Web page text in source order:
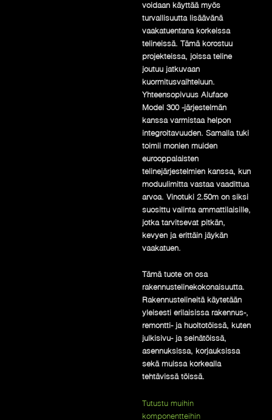
voidaan käyttää myös
turvallisuutta lisäävänä
vaakatuentana korkeissa
telineissä. Tämä korostuu
projekteissa, joissa teline
joutuu jatkuvaan
kuormitusvaihteluun.
Yhteensopivuus Aluface
Model 300 -järjestelmän
kanssa varmistaa helpon
integroitavuuden. Samalla tuki
toimii monien muiden
eurooppalaisten
telinejärjestelmien kanssa, kun
moduulimitta vastaa vaadittua
arvoa. Vinotuki 2.50m on siksi
suosittu valinta ammattilaisille,
jotka tarvitsevat pitkän,
kevyen ja erittäin jäykän
vaakatuen.
Tämä tuote on osa
rakennustelinekokonaisuutta.
Rakennustelineitä käytetään
yleisesti erilaisissa rakennus-,
remontti- ja huoltotöissä, kuten
julkisivu- ja seinätöissä,
asennuksissa, korjauksissa
sekä muissa korkealla
tehtävissä töissä.
Tutustu muihin
komponentteihin